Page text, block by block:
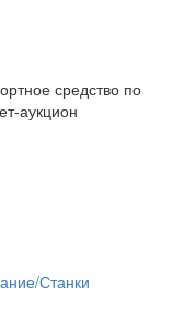
средство по
аукцион
Станки